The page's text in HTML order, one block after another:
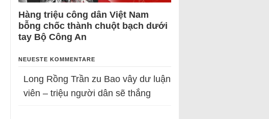
Hàng triệu công dân Việt Nam
bỗng chốc thành chuột bạch dưới
tay Bộ Công An
NEUESTE KOMMENTARE
Long Rồng Trần zu Bao vây dư luận
viên – triệu người dân sẽ thắng